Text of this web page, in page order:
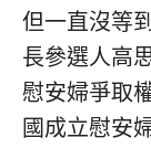
但一直沒等
長參選人高
慰安婦爭取
國成立慰安